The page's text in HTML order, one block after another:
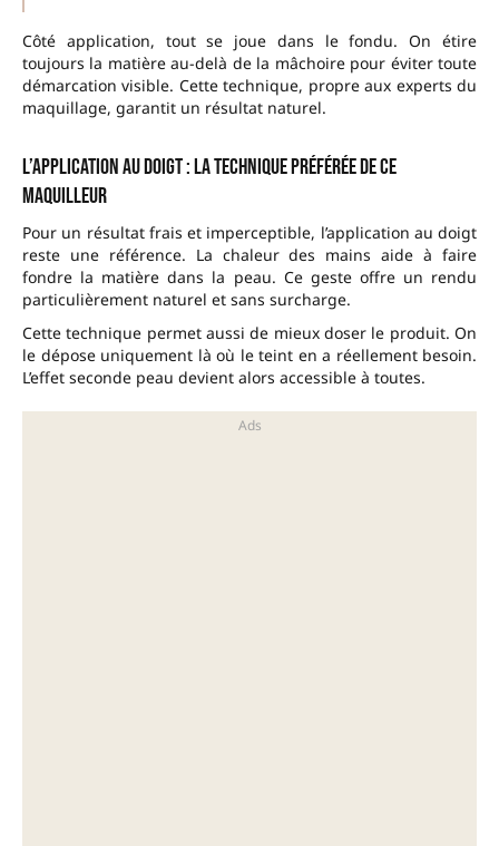
Côté application, tout se joue dans le fondu. On étire
toujours la matière au-delà de la mâchoire pour éviter toute
démarcation visible. Cette technique, propre aux experts du
maquillage, garantit un résultat naturel.
L’application au doigt : la technique préférée de ce
maquilleur
Pour un résultat frais et imperceptible, l’application au doigt
reste une référence. La chaleur des mains aide à faire
fondre la matière dans la peau. Ce geste offre un rendu
particulièrement naturel et sans surcharge.
Cette technique permet aussi de mieux doser le produit. On
le dépose uniquement là où le teint en a réellement besoin.
L’effet seconde peau devient alors accessible à toutes.